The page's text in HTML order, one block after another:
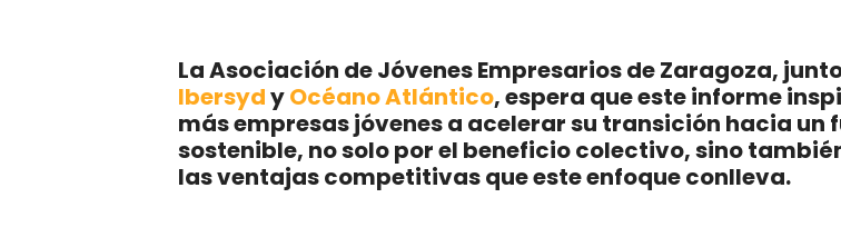
La Asociación de Jóvenes Empresarios de Zaragoza,
IbersydyOcéano Atlántico, espera que este informe
más empresas jóvenes a acelerar su transición hacia un
sostenible, no solo por el beneficio colectivo, sino
las ventajas competitivas que este enfoque conlleva.